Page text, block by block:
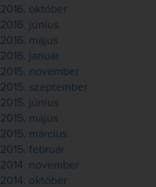
2016. október
2016. június
2016. május
2016. január
2015. november
2015. szeptember
2015. június
2015. május
2015. március
2015. február
2014. november
2014. október